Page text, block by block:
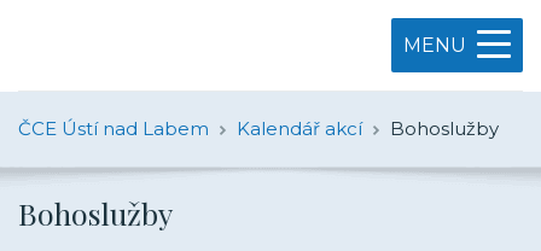
MENU
ČCE Ústí nad Labem Kalendář akcí Bohoslužby
Bohoslužby